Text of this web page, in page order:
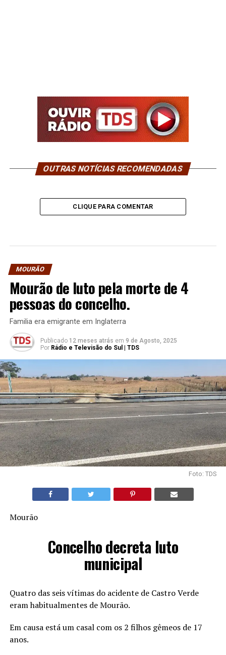
OUTRAS NOTÍCIAS RECOMENDADAS
CLIQUE PARA COMENTAR
MOURÃO
Mourão de luto pela morte de 4
pessoas do concelho.
Familia era emigrante em Inglaterra
Publicado 12 meses atrás em 9 de Agosto, 2025
Por Rádio e Televisão do Sul | TDS
Foto: TDS
Mourão
Concelho decreta luto
municipal
Quatro das seis vítimas do acidente de Castro Verde
eram habitualmentes de Mourão.
Em causa está um casal com os 2 filhos gêmeos de 17
anos.